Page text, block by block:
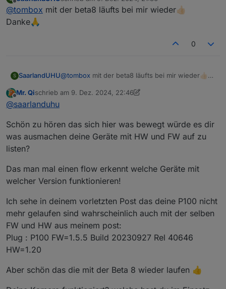
Offline zuletzt editiert von
@tombox mit der beta8 läufts bei mir wieder👍🏻
Danke🙏
0
S SaarlandUHU@tombox mit der beta8 läufts bei mir wieder👍🏻
Offline
Mr. Qischrieb am 9. Dez. 2024, 22:46
zuletzt editiert von Mr. Qi 12. Sept. 2024, 23:48
@saarlanduhu
Schön zu hören das sich hier was bewegt würde es dir
was ausmachen deine Geräte mit HW und FW auf zu
listen?
Das man mal einen flow erkennt welche Geräte mit
welcher Version funktionieren!
Ich sehe in deinem vorletzten Post das deine P100 nicht
mehr gelaufen sind wahrscheinlich auch mit der selben
FW und HW aus meinem post:
Plug : P100 FW=1.5.5 Build 20230927 Rel 40646
HW=1.20
Aber schön das die mit der Beta 8 wieder laufen 👍